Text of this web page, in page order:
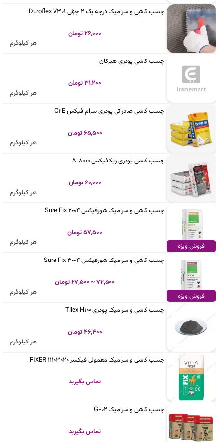
چسب کاشی و سرامیک درجه یک 2 جزئی Duroflex V301
26,000 تومان
هر کیلوگرم
چسب کاشی پودری هیرکان
31,200 تومان
هر کیلوگرم
چسب کاشی صادراتی پودری سرام فیکس C2E
65,500 تومان
هر کیلوگرم
چسب کاشی پودری ژیکافیکس A-8000
60,000 تومان
هر کیلوگرم
فروش ویژه
چسب کاشی و سرامیک شورفیکس Sure Fix 2004
57,500 تومان
هر کیلوگرم
فروش ویژه
چسب کاشی و سرامیک شورفیکس Sure Fix 3004
72,500 ~ 67,500 تومان
هر کیلوگرم
چسب کاشی و سرامیک پودری Tilex H100
46,400 تومان
هر کیلوگرم
چسب کاشی و سرامیک معمولی فیکسر FIXER 11103020
تماس بگیرید
چسب کاشی و سرامیک G-02
تماس بگیرید